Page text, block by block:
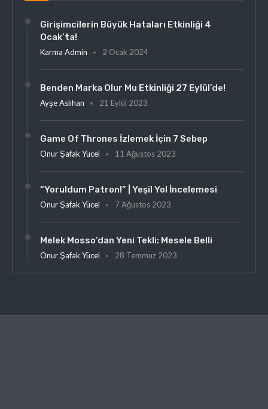
Girişimcilerin Büyük Hataları Etkinliği 4
Ocak’ta!
Karma Admin 2 Ocak 2024
Benden Marka Olur Mu Etkinliği 27 Eylül’de!
Ayşe Aslıhan 21 Eylül 2023
Game Of Thrones İzlemek İçin 7 Sebep
Onur Şafak Yücel 11 Ağustos 2023
“Yoruldum Patron!” | Yeşil Yol İncelemesi
Onur Şafak Yücel 7 Ağustos 2023
Melek Mosso’dan Yeni Tekli: Mesele Belli
Onur Şafak Yücel 28 Temmuz 2023